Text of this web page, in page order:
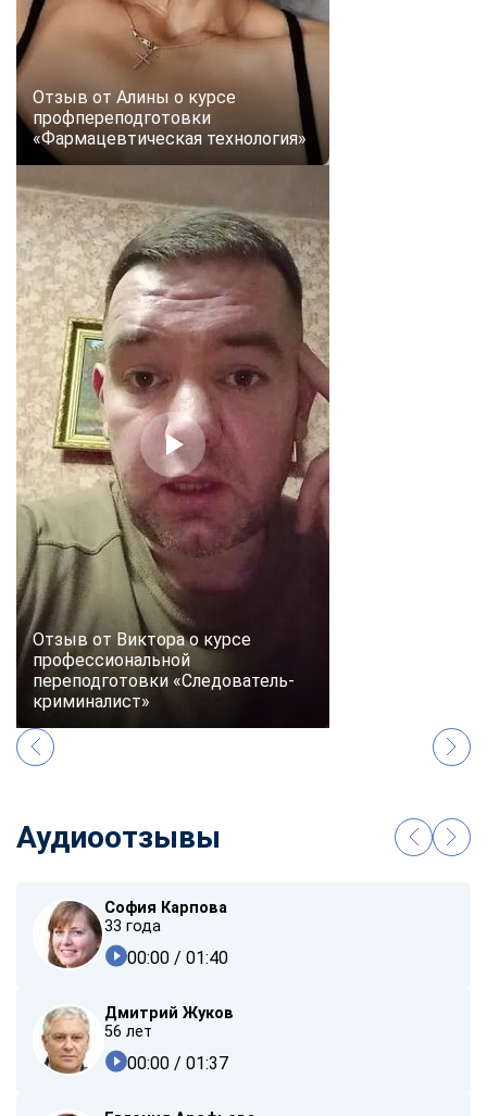
Отзыв от Алины о курсе
профпереподготовки
«Фармацевтическая технология»
Отзыв от Виктора о курсе
профессиональной
переподготовки «Следователь-
криминалист»
Аудиоотзывы
София Карпова
33 года
00:00 / 01:40
Дмитрий Жуков
56 лет
00:00 / 01:37